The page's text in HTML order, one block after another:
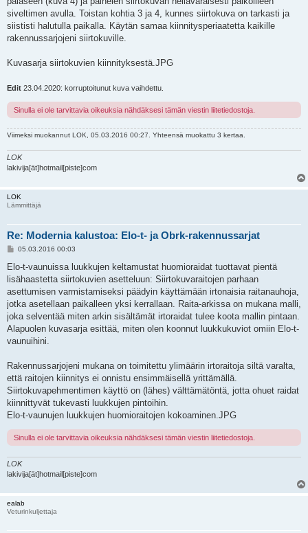
siveltimen avulla. Toistan kohtia 3 ja 4, kunnes siirtokuva on tarkasti ja
siististi halutulla paikalla. Käytän samaa kiinnitysperiaatetta kaikille
rakennussarjojeni siirtokuville.
Kuvasarja siirtokuvien kiinnityksestä.JPG
Edit 23.04.2020: korruptoitunut kuva vaihdettu.
Sinulla ei ole tarvittavia oikeuksia nähdäksesi tämän viestin liitetiedostoja.
Viimeksi muokannut LOK , 05.03.2016 00:27. Yhteensä muokattu 3 kertaa.
LOK
lakivija[ät]hotmail[piste]com
LOK
Lämmittäjä
Re: Modernia kalustoa: Elo-t- ja Obrk-rakennussarjat
V
e
t
i
05.03.2016 00:03
Elo-t-vaunuissa luukkujen keltamustat huomioraidat tuottavat pientä
lisähaastetta siirtokuvien asetteluun: Siirtokuvaraitojen parhaan
asettumisen varmistamiseksi päädyin käyttämään irtonaisia raitanauhoja,
jotka asetellaan paikalleen yksi kerrallaan. Raita-arkissa on mukana malli,
joka selventää miten arkin sisältämät irtoraidat tulee koota mallin pintaan.
Alapuolen kuvasarja esittää, miten olen koonnut luukkukuviot omiin Elo-t-
vaunuihini.
Rakennussarjojeni mukana on toimitettu ylimäärin irtoraitoja siltä varalta,
että raitojen kiinnitys ei onnistu ensimmäisellä yrittämällä.
Siirtokuvapehmentimen käyttö on (lähes) välttämätöntä, jotta ohuet raidat
kiinnittyvät tukevasti luukkujen pintoihin.
Elo-t-vaunujen luukkujen huomioraitojen kokoaminen.JPG
Sinulla ei ole tarvittavia oikeuksia nähdäksesi tämän viestin liitetiedostoja.
LOK
lakivija[ät]hotmail[piste]com
ealab
Veturinkuljettaja